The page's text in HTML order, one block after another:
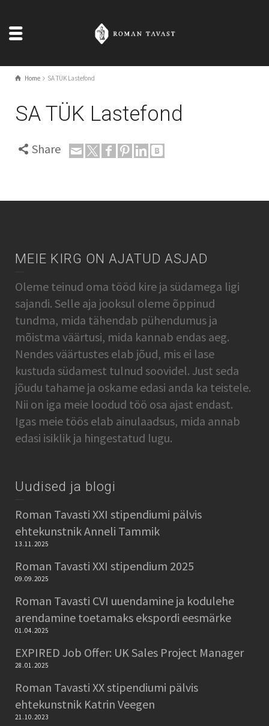
Home SA TÜK Lastefond
SA TÜK Lastefond
Share
MEIE KIRG ON AJATUD ASJAD
Oleme teinud oma tööd kire ja südamega ligi
sajandi. Selle aja jooksul oleme õppinud
tundma, mida tähendab pühendumus ja
mõistma väärtusi, mida kannab endas aeg.
Nendes väärtustes elab jõud, mis ei lase
kustuda südamest tulnud soovidel. Just seda
jõudu tahame ja oskame edasi anda ka teistele.
Nii on iga meie loodud töö osa ajast endast.
Igas meie töös elab ainulaadsus, mida annab
edasi isiklik ja hingestatud lugu.
Uudised ja blogi
Roman Tavasti XXI stipendiumi pälvis
ehtekunstnik Anneli Tammik
13.11.2025
Roman Tavasti XXI stipendium 2025
09.09.2025
Roman Tavasti CVI uuendamine ja kodulehe
arendamine toetamaks ekspordi eesmärke
01.04.2025
EXPIRED Job Offer: UK Sales Project Manager
28.01.2025
Roman Tavasti XX stipendiumi pälvis
ehtekunstnik Katrin Veegen
21.10.2023